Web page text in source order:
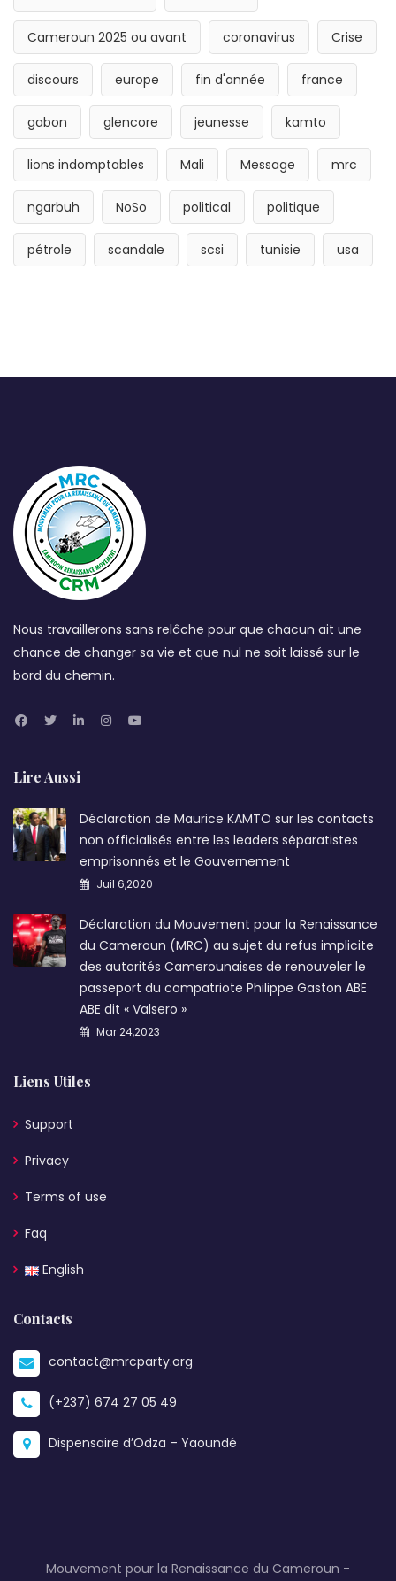
Cameroun 2025 ou avant coronavirus Crise
discours europe fin d'année france
gabon glencore jeunesse kamto
lions indomptables Mali Message mrc
ngarbuh NoSo political politique
pétrole scandale scsi tunisie usa
Nous travaillerons sans relâche pour que chacun ait une
chance de changer sa vie et que nul ne soit laissé sur le
bord du chemin.
Lire Aussi
Déclaration de Maurice KAMTO sur les contacts
non officialisés entre les leaders séparatistes
emprisonnés et le Gouvernement
Juil 6,2020
Déclaration du Mouvement pour la Renaissance
du Cameroun (MRC) au sujet du refus implicite
des autorités Camerounaises de renouveler le
passeport du compatriote Philippe Gaston ABE
ABE dit « Valsero »
Mar 24,2023
Liens Utiles
Support
Privacy
Terms of use
Faq
English
Contacts
contact@mrcparty.org
(+237) 674 27 05 49
Dispensaire d’Odza – Yaoundé
Mouvement pour la Renaissance du Cameroun -